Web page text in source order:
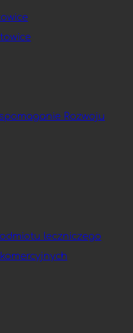
Rozwoju
leczniczego